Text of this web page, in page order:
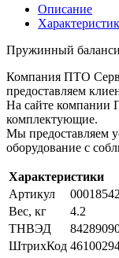
Описание
Пружинный
Компания ПТО
предоставляем
На сайте компании
комплектующие.
Мы предоставляем
оборудование с
Характеристики
Артикул
00018542
Вес, кг
4.2
ТНВЭД
ШтрихКод